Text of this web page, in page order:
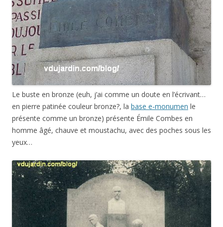
Le buste en bronze (euh, j’ai comme un doute en l’écrivant…
en pierre patinée couleur bronze?, la base e-monumen le
présente comme un bronze) présente Émile Combes en
homme âgé, chauve et moustachu, avec des poches sous les
yeux…